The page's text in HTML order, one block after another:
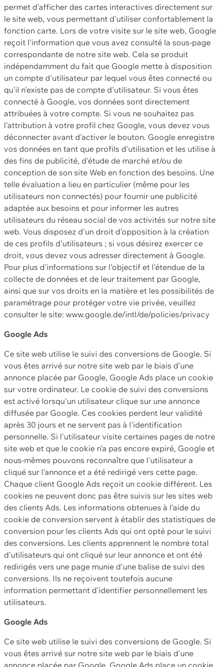
permet d'afficher des cartes interactives directement sur
le site web, vous permettant d'utiliser confortablement la
fonction carte. Lors de votre visite sur le site web, Google
reçoit l'information que vous avez consulté la sous-page
correspondante de notre site web. Cela se produit
indépendamment du fait que Google mette à disposition
un compte d'utilisateur par lequel vous êtes connecté ou
qu'il n'existe pas de compte d'utilisateur. Si vous êtes
connecté à Google, vos données sont directement
attribuées à votre compte. Si vous ne souhaitez pas
l'attribution à votre profil chez Google, vous devez vous
déconnecter avant d'activer le bouton. Google enregistre
vos données en tant que profils d'utilisation et les utilise à
des fins de publicité, d'étude de marché et/ou de
conception de son site Web en fonction des besoins. Une
telle évaluation a lieu en particulier (même pour les
utilisateurs non connectés) pour fournir une publicité
adaptée aux besoins et pour informer les autres
utilisateurs du réseau social de vos activités sur notre site
web. Vous disposez d'un droit d'opposition à la création
de ces profils d'utilisateurs ; si vous désirez exercer ce
droit, vous devez vous adresser directement à Google.
Pour plus d'informations sur l'objectif et l'étendue de la
collecte de données et de leur traitement par Google,
ainsi que sur vos droits en la matière et les possibilités de
paramétrage pour protéger votre vie privée, veuillez
consulter le site: www.google.de/intl/de/policies/privacy
Google Ads
Ce site web utilise le suivi des conversions de Google. Si
vous êtes arrivé sur notre site web par le biais d'une
annonce placée par Google, Google Ads place un cookie
sur votre ordinateur. Le cookie de suivi des conversions
est activé lorsqu'un utilisateur clique sur une annonce
diffusée par Google. Ces cookies perdent leur validité
après 30 jours et ne servent pas à l'identification
personnelle. Si l'utilisateur visite certaines pages de notre
site web et que le cookie n'a pas encore expiré, Google et
nous-mêmes pouvons reconnaître que l'utilisateur a
cliqué sur l'annonce et a été redirigé vers cette page.
Chaque client Google Ads reçoit un cookie différent. Les
cookies ne peuvent donc pas être suivis sur les sites web
des clients Ads. Les informations obtenues à l'aide du
cookie de conversion servent à établir des statistiques de
conversion pour les clients Ads qui ont opté pour le suivi
des conversions. Les clients apprennent le nombre total
d'utilisateurs qui ont cliqué sur leur annonce et ont été
redirigés vers une page munie d'une balise de suivi des
conversions. Ils ne reçoivent toutefois aucune
information permettant d'identifier personnellement les
utilisateurs.
Google Ads
Ce site web utilise le suivi des conversions de Google. Si
vous êtes arrivé sur notre site web par le biais d'une